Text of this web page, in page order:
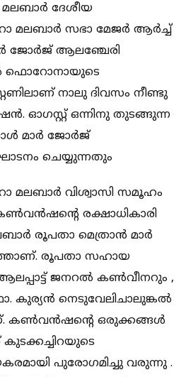
ദേശീയ
സഭാ മേജര്‍ ആര്‍ച്ച്
ജോര്‍ജ് ആലഞ്ചേരി
ഫൊറോനായുടെ
നാലു ദിവസം നീണ്ടു
ഓഗസ്റ്റ് ഒന്നിനു തുടങ്ങുന്ന
മാര്‍ ജോര്‍ജ്
ചെയ്യുന്നതും
മലബാര്‍ വിശ്വാസി സമൂഹം
രക്ഷാധികാരി
രൂപതാ മെത്രാന്‍ മാര്‍
രൂപതാ സഹായ
ജനറല്‍ കണ്‍വീനറും ,
കുര്യന്‍ നെടുവേലിചാലുങ്കല്‍
കണ്‍വന്‍ഷന്റെ ഒരുക്കങ്ങള്‍
പുരോഗമിച്ചു വരുന്നു .